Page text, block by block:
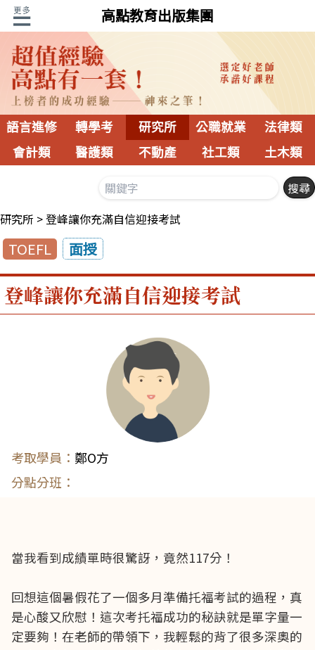
高點教育出版集團
語言進修 轉學考 研究所 公職就業
法律類
會計類
醫護類 不動產 社工類 土木類
研究所 登峰讓你充滿自信迎接考試
TOEFL 面授
登峰讓你充滿自信迎接考試
鄭O方
當我看到成績單時很驚訝，竟然117分！
回想這個暑假花了一個多月準備托福考試的過程，真
是心酸又欣慰！這次考托福成功的秘訣就是單字量一
定要夠！在老師的帶領下，我輕鬆的背了很多深奧的